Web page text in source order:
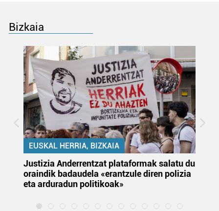
Bizkaia
EUSKAL HERRIA, BIZKAIA
Justizia Anderrentzat plataformak salatu du
oraindik badaudela «erantzule diren polizia
eta arduradun politikoak»